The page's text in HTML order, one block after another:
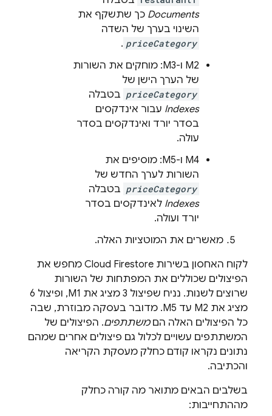
Documents כך שתשקף את
השינוי בערך של השדה
priceCategory
.
M2 ו-M3: מוחקים את השורות
של הערך הישן של
priceCategory בטבלה
Indexes עבור אינדקסים
בסדר יורד ואינדקסים בסדר
עולה.
M4 ו-M5: מוסיפים את
השורות לערך החדש של
priceCategory בטבלה
Indexes לאינדקסים בסדר
יורד ועולה.
מאשרים את המוטציות האלה.
לקוח האחסון בשירות Cloud Firestore מחפש את
הפיצולים שכוללים את המפתחות של השורות
שרוצים לשנות. נניח שפיצול 3 מציג את M1, ופיצול 6
מציג את M2 עד M5. מדובר בעסקה מבוזרת, שבה
כל הפיצולים האלה הםמשתתפים. הפיצולים של
המשתתפים עשויים לכלול גם פיצולים אחרים שמהם
נתונים נקראו קודם כחלק מעסקת הקריאה
והכתיבה.
בשלבים הבאים מתואר מה קורה כחלק
מההתחייבות: